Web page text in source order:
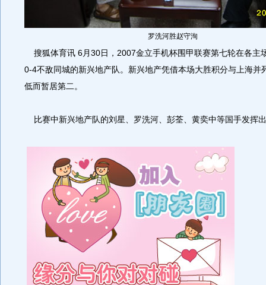
罗洗河胜赵守洵
搜狐体育讯 6月30日，2007金立手机杯围甲联赛第七轮在各主
0-4不敌同城的新兴地产队。新兴地产凭借本场大胜积分与上海并
低而暂居第二。
比赛中新兴地产队的刘星、罗洗河、彭荃、黄奕中等国手发挥